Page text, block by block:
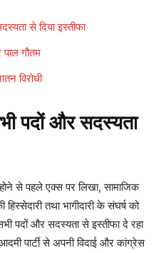
से दिया इस्तीफा
पाल गौतम
विरोधी
पदों और सदस्यता
से पहले एक्स पर लिखा, सामाजिक
तथा भागीदारी के संघर्ष को
पदों और सदस्यता से इस्तीफा दे रहा
पार्टी से अपनी विदाई और कांग्रेस